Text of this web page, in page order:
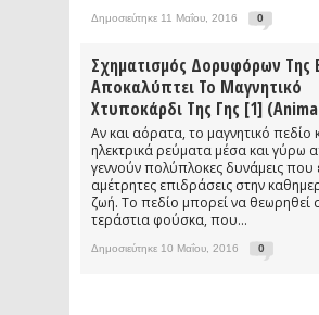
Δημοσιεύτηκε 11 Μαΐου, 2016 0
Σχηματισμός Δορυφόρων Της
Αποκαλύπτει Το Μαγνητικό
Χτυποκάρδι Της Γης [1]
Αν και αόρατα, το μαγνητικό πεδίο
ηλεκτρικά ρεύματα μέσα και γύρω
γεννούν πολύπλοκες δυνάμεις που
αμέτρητες επιδράσεις στην
ζωή. Το πεδίο μπορεί να θεωρηθεί
τεράστια φούσκα, που...
Δημοσιεύτηκε 10 Μαΐου, 2016 0